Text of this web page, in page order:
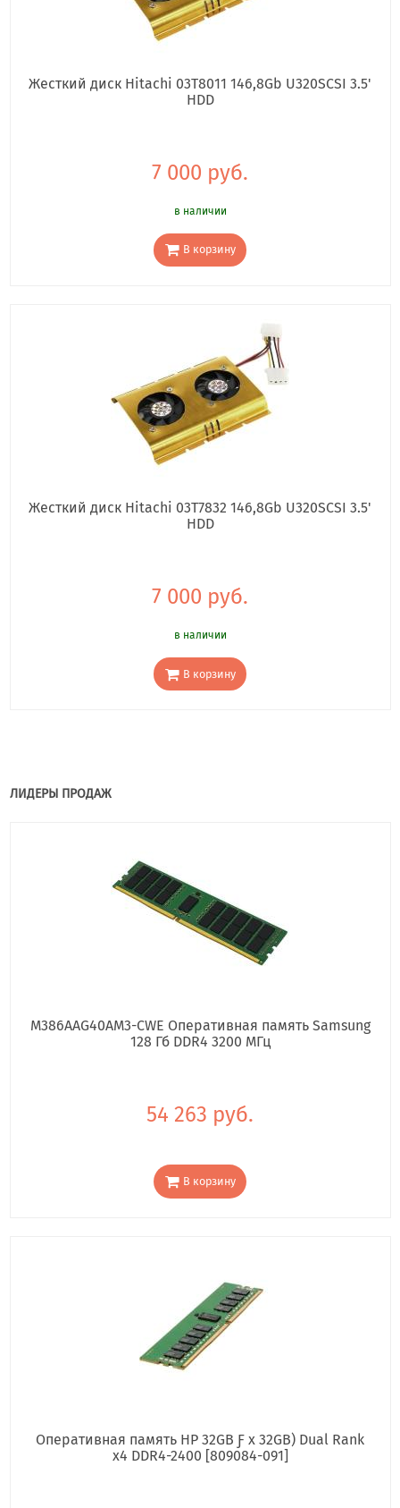
Жесткий диск Hitachi 03T8011 146,8Gb U320SCSI 3.5'
HDD
7 000 руб.
в наличии
В корзину
Жесткий диск Hitachi 03T7832 146,8Gb U320SCSI 3.5'
HDD
7 000 руб.
в наличии
В корзину
ЛИДЕРЫ ПРОДАЖ
M386AAG40AM3-CWE Оперативная память Samsung
128 Гб DDR4 3200 МГц
54 263 руб.
В корзину
Оперативная память HP 32GB Ƒ x 32GB) Dual Rank
x4 DDR4-2400 [809084-091]